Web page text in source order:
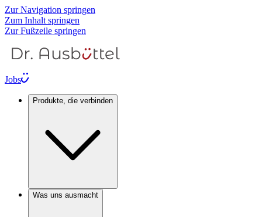
Zur Navigation springen
Zum Inhalt springen
Zur Fußzeile springen
Jobs
Produkte, die verbinden
Was uns ausmacht